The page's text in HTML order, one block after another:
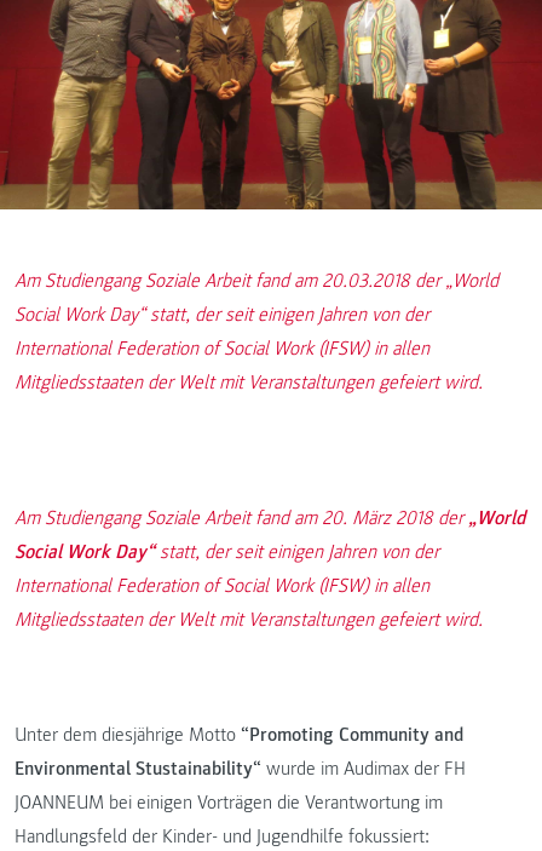
Am Studiengang Soziale Arbeit fand am 20.03.2018 der „World
Social Work Day“ statt, der seit einigen Jahren von der
International Federation of Social Work (IFSW) in allen
Mitgliedsstaaten der Welt mit Veranstaltungen gefeiert wird.
Am Studiengang Soziale Arbeit fand am 20. März 2018 der„World
Social Work Day“statt, der seit einigen Jahren von der
International Federation of Social Work (IFSW) in allen
Mitgliedsstaaten der Welt mit Veranstaltungen gefeiert wird.
Unter dem diesjährige Motto “Promoting Community and
Environmental Stustainability“ wurde im Audimax der FH
JOANNEUM bei einigen Vorträgen die Verantwortung im
Handlungsfeld der Kinder- und Jugendhilfe fokussiert: